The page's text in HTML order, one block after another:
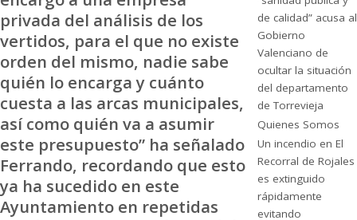
privada del análisis de los
vertidos, para el que no existe
orden del mismo, nadie sabe
quién lo encarga y cuánto
cuesta a las arcas municipales,
así como quién va a asumir
este presupuesto” ha señalado
Ferrando, recordando que esto
ya ha sucedido en este
Ayuntamiento en repetidas
de calidad” acusa al
Gobierno
Valenciano de
ocultar la situación
del departamento
de Torrevieja
Quienes Somos
Un incendio en El
Recorral de Rojales
es extinguido
rápidamente
evitando